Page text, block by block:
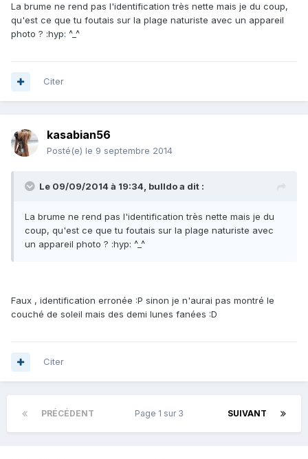
La brume ne rend pas l'identification très nette mais je du coup,
qu'est ce que tu foutais sur la plage naturiste avec un appareil
photo ? :hyp: ^_^
Citer
kasabian56
Posté(e) le 9 septembre 2014
Le 09/09/2014 à 19:34, bulldo a dit :
La brume ne rend pas l'identification très nette mais je du
coup, qu'est ce que tu foutais sur la plage naturiste avec
un appareil photo ? :hyp: ^_^
Faux , identification erronée :P sinon je n'aurai pas montré le
couché de soleil mais des demi lunes fanées :D
Citer
PRÉCÉDENT SUIVANT
Page 1 sur 3